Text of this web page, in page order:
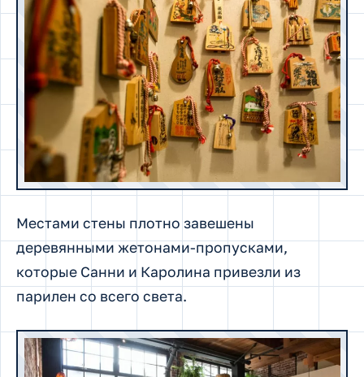
Местами стены плотно завешены
деревянными жетонами-пропусками,
которые Санни и Каролина привезли из
парилен со всего света.